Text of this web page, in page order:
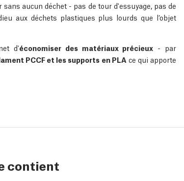
aucun déchet - pas de tour d'essuyage, pas de
aux déchets plastiques plus lourds que l’objet
d'économiser des matériaux précieux - par
PCCF et les supports en PLA ce qui apporte
contient